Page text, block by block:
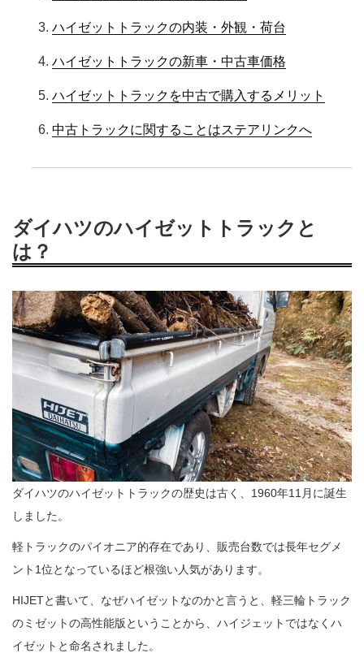
ハイゼットトラックの内装・外観・荷台
ハイゼットトラックの新車・中古車価格
ハイゼットトラックを中古で購入するメリット
中古トラックに関することはステアリンクへ
ダイハツのハイゼットトラックと
は？
ダイハツのハイゼットトラックの歴史は古く、1960年11月に誕生
しました。
軽トラックのパイオニア的存在であり、販売台数では長年セグメ
ント1位となっているほど根強い人気があります。
HIJETと書いて、なぜハイゼットなのかと言うと、軽三輪トラック
のミゼットの高性能版ということから、ハイジェットではなくハ
イゼットと命名されました。